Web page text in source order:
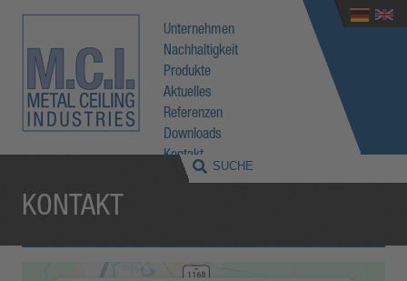
Unternehmen
Nachhaltigkeit
Produkte
Aktuelles
Referenzen
Downloads
Kontakt
KONTAKT